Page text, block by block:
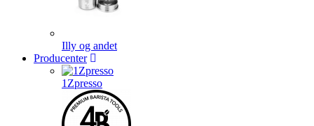
Illy og andet
Producenter
1Zpresso